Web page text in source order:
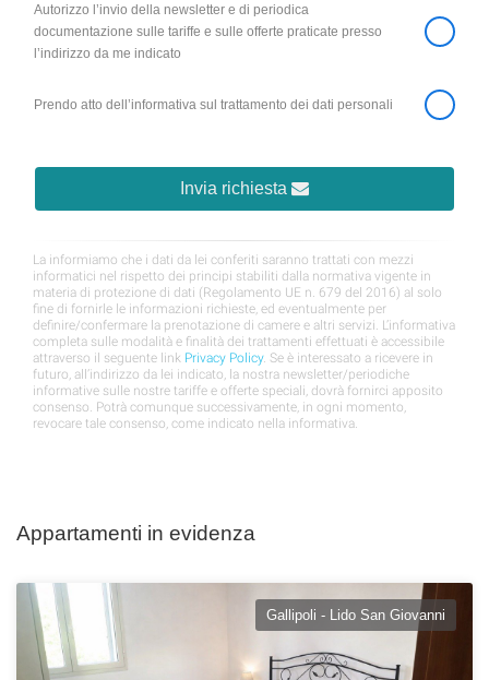
Appartamenti in evidenza
Gallipoli - Lido San Giovanni